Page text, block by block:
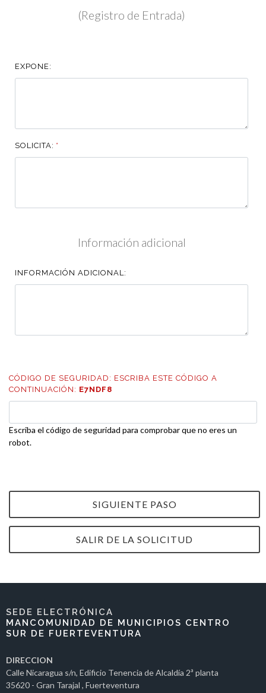
(Registro de Entrada)
EXPONE:
SOLICITA: *
Información adicional
INFORMACIÓN ADICIONAL:
CÓDIGO DE SEGURIDAD: ESCRIBA ESTE CÓDIGO A
CONTINUACIÓN: E7NDF8
Escriba el código de seguridad para comprobar que no eres un
robot.
SIGUIENTE PASO
SALIR DE LA SOLICITUD
SEDE ELECTRÓNICA
MANCOMUNIDAD DE MUNICIPIOS CENTRO
SUR DE FUERTEVENTURA
DIRECCION
Calle Nicaragua s/n, Edificio Tenencia de Alcaldía 2ª planta
35620 - Gran Tarajal , Fuerteventura